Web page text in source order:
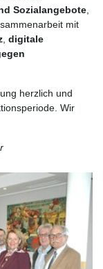
Sozialangebote
mit
digitale
herzlich und
Wir